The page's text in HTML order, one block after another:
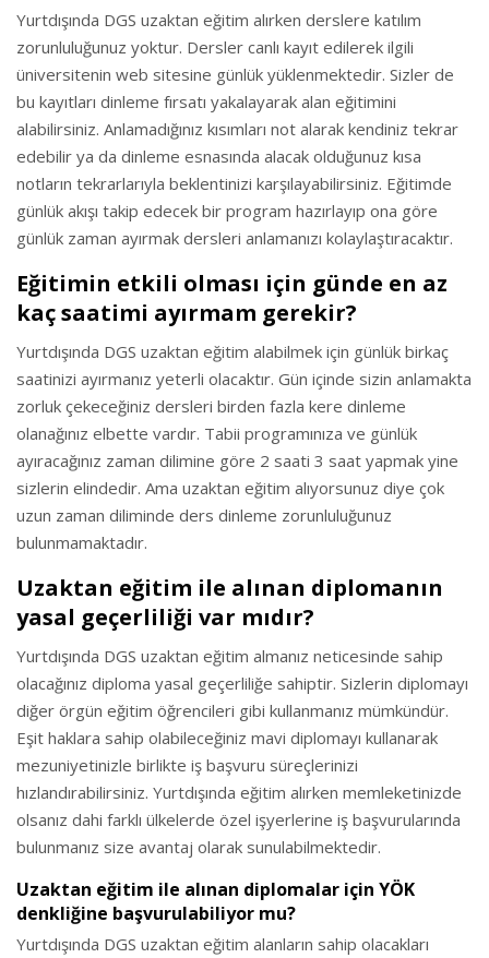
Yurtdışında DGS uzaktan eğitim alırken derslere katılım
zorunluluğunuz yoktur. Dersler canlı kayıt edilerek ilgili
üniversitenin web sitesine günlük yüklenmektedir. Sizler de
bu kayıtları dinleme fırsatı yakalayarak alan eğitimini
alabilirsiniz. Anlamadığınız kısımları not alarak kendiniz tekrar
edebilir ya da dinleme esnasında alacak olduğunuz kısa
notların tekrarlarıyla beklentinizi karşılayabilirsiniz. Eğitimde
günlük akışı takip edecek bir program hazırlayıp ona göre
günlük zaman ayırmak dersleri anlamanızı kolaylaştıracaktır.
Eğitimin etkili olması için günde en az
kaç saatimi ayırmam gerekir?
Yurtdışında DGS uzaktan eğitim alabilmek için günlük birkaç
saatinizi ayırmanız yeterli olacaktır. Gün içinde sizin anlamakta
zorluk çekeceğiniz dersleri birden fazla kere dinleme
olanağınız elbette vardır. Tabii programınıza ve günlük
ayıracağınız zaman dilimine göre 2 saati 3 saat yapmak yine
sizlerin elindedir. Ama uzaktan eğitim alıyorsunuz diye çok
uzun zaman diliminde ders dinleme zorunluluğunuz
bulunmamaktadır.
Uzaktan eğitim ile alınan diplomanın
yasal geçerliliği var mıdır?
Yurtdışında DGS uzaktan eğitim almanız neticesinde sahip
olacağınız diploma yasal geçerliliğe sahiptir. Sizlerin diplomayı
diğer örgün eğitim öğrencileri gibi kullanmanız mümkündür.
Eşit haklara sahip olabileceğiniz mavi diplomayı kullanarak
mezuniyetinizle birlikte iş başvuru süreçlerinizi
hızlandırabilirsiniz. Yurtdışında eğitim alırken memleketinizde
olsanız dahi farklı ülkelerde özel işyerlerine iş başvurularında
bulunmanız size avantaj olarak sunulabilmektedir.
Uzaktan eğitim ile alınan diplomalar için YÖK
denkliğine başvurulabiliyor mu?
Yurtdışında DGS uzaktan eğitim alanların sahip olacakları